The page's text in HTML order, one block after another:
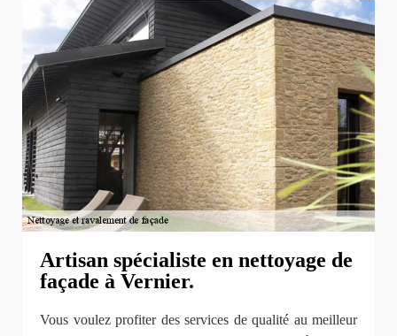
Artisan spécialiste en nettoyage de
façade à Vernier.
Vous voulez profiter des services de qualité au meilleur